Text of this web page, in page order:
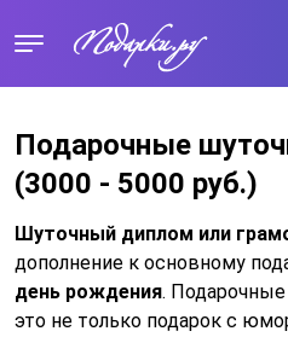
Подарочные
(3000 - 5000 руб.)
Шуточный диплом или
дополнение к основному
день рождения.
это не только подарок с